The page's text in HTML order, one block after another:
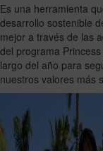
Es una herramienta
desarrollo sostenible
mejor a través de las
del programa
largo del año para
nuestros valores más